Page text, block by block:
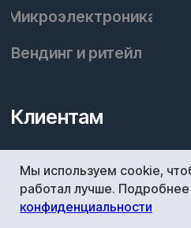
Мы используем cookie,
работал лучше.
конфиденциальности